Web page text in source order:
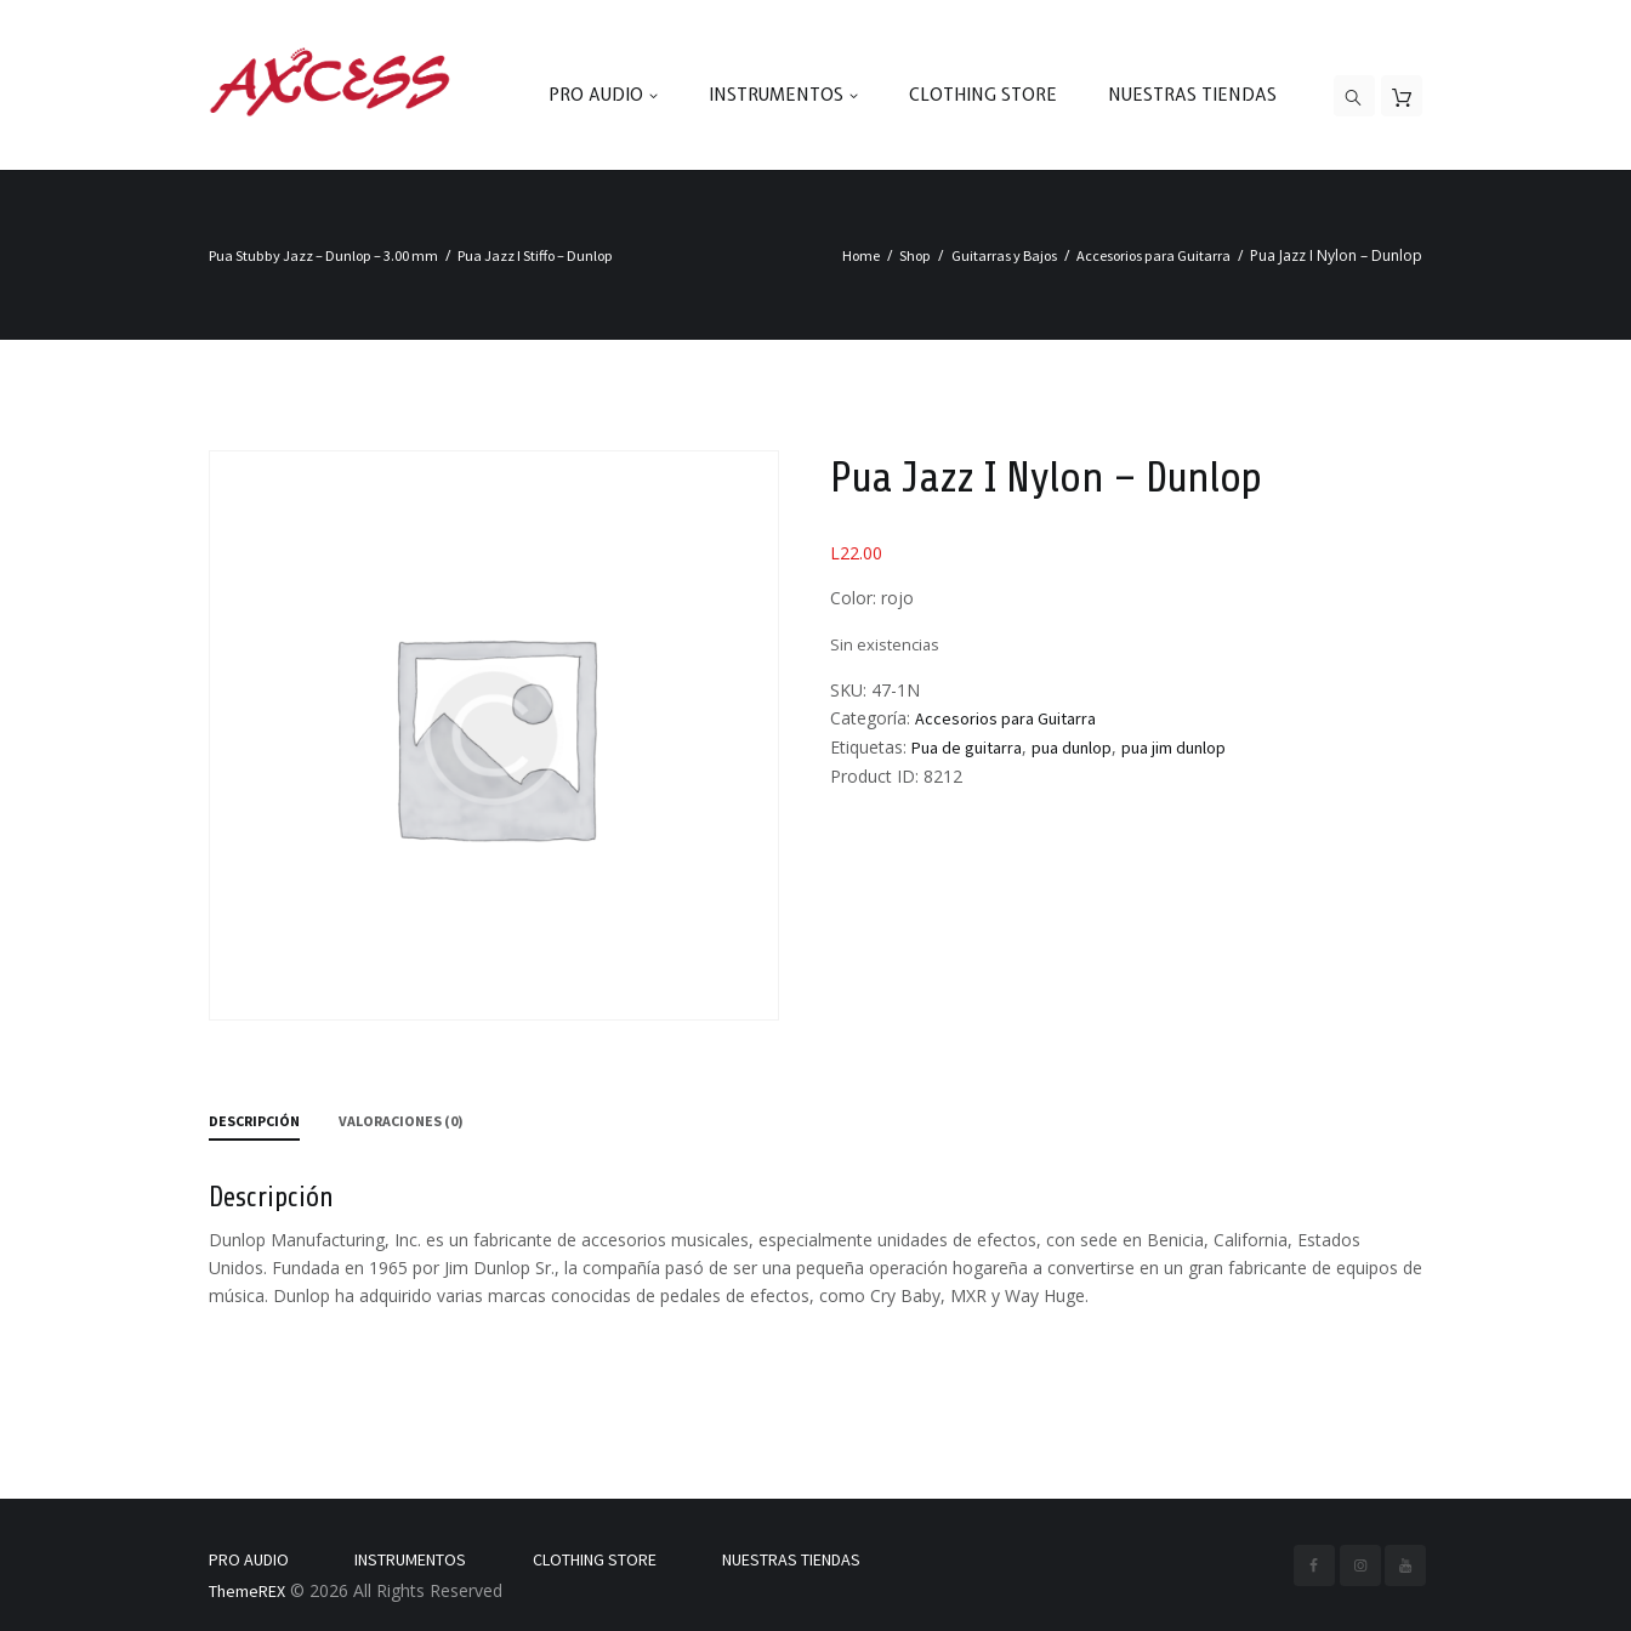
PRO AUDIO INSTRUMENTOS CLOTHING STORE NUESTRAS TIENDAS
Pua Stubby Jazz – Dunlop – 3.00 mm Pua Jazz I Stiffo – Dunlop Home Shop Guitarras y Bajos Accesorios para Guitarra Pua Jazz I Nylon – Dunlop
Pua Jazz I Nylon – Dunlop
L22.00
Color: rojo
Sin existencias
SKU: 47-1N
Categoría: Accesorios para Guitarra
Etiquetas: Pua de guitarra, pua dunlop, pua jim dunlop
Product ID: 8212
DESCRIPCIÓN VALORACIONES (0)
Descripción
Dunlop Manufacturing, Inc. es un fabricante de accesorios musicales, especialmente unidades de efectos, con sede en Benicia, California, Estados
Unidos. Fundada en 1965 por Jim Dunlop Sr., la compañía pasó de ser una pequeña operación hogareña a convertirse en un gran fabricante de equipos de
música. Dunlop ha adquirido varias marcas conocidas de pedales de efectos, como Cry Baby, MXR y Way Huge.
PRO AUDIO INSTRUMENTOS CLOTHING STORE
NUESTRAS TIENDAS
ThemeREX © 2026 All Rights Reserved